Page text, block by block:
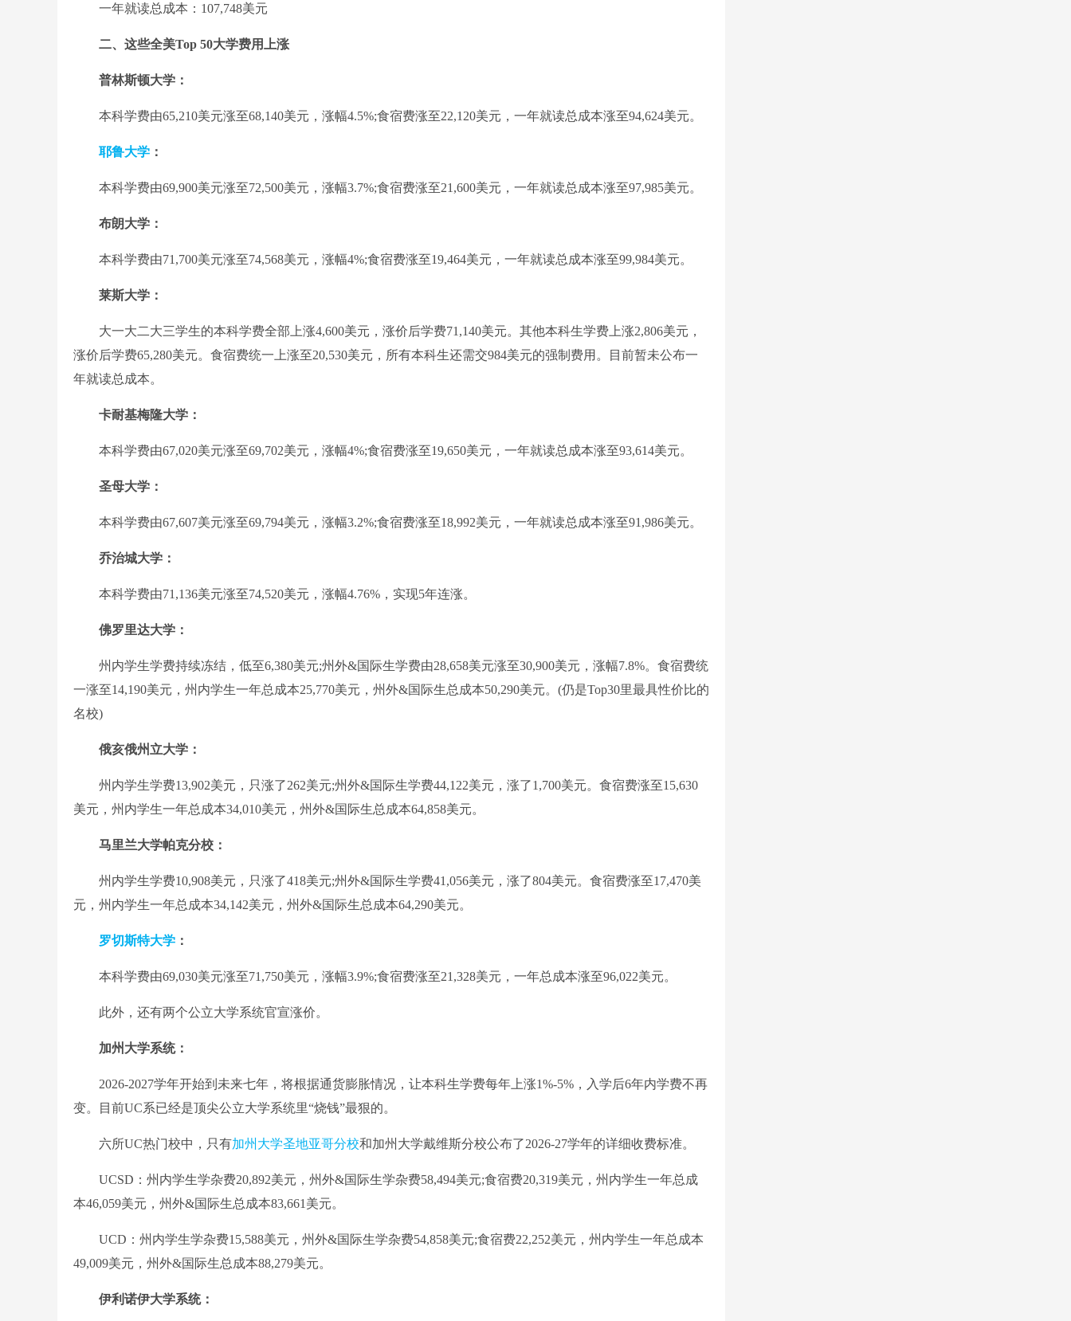
一年就读总成本：107,748美元
二、这些全美Top 50大学费用上涨
普林斯顿大学：
本科学费由65,210美元涨至68,140美元，涨幅4.5%;食宿费涨至22,120美元，一年就读总成本涨至94,624美元。
耶鲁大学 ：
本科学费由69,900美元涨至72,500美元，涨幅3.7%;食宿费涨至21,600美元，一年就读总成本涨至97,985美元。
布朗大学：
本科学费由71,700美元涨至74,568美元，涨幅4%;食宿费涨至19,464美元，一年就读总成本涨至99,984美元。
莱斯大学：
大一大二大三学生的本科学费全部上涨4,600美元，涨价后学费71,140美元。其他本科生学费上涨2,806美元，
涨价后学费65,280美元。食宿费统一上涨至20,530美元，所有本科生还需交984美元的强制费用。目前暂未公布一
年就读总成本。
卡耐基梅隆大学：
本科学费由67,020美元涨至69,702美元，涨幅4%;食宿费涨至19,650美元，一年就读总成本涨至93,614美元。
圣母大学：
本科学费由67,607美元涨至69,794美元，涨幅3.2%;食宿费涨至18,992美元，一年就读总成本涨至91,986美元。
乔治城大学：
本科学费由71,136美元涨至74,520美元，涨幅4.76%，实现5年连涨。
佛罗里达大学：
州内学生学费持续冻结，低至6,380美元;州外&国际生学费由28,658美元涨至30,900美元，涨幅7.8%。食宿费统
一涨至14,190美元，州内学生一年总成本25,770美元，州外&国际生总成本50,290美元。(仍是Top30里最具性价比的
名校)
俄亥俄州立大学：
州内学生学费13,902美元，只涨了262美元;州外&国际生学费44,122美元，涨了1,700美元。食宿费涨至15,630
美元，州内学生一年总成本34,010美元，州外&国际生总成本64,858美元。
马里兰大学帕克分校：
州内学生学费10,908美元，只涨了418美元;州外&国际生学费41,056美元，涨了804美元。食宿费涨至17,470美
元，州内学生一年总成本34,142美元，州外&国际生总成本64,290美元。
罗切斯特大学 ：
本科学费由69,030美元涨至71,750美元，涨幅3.9%;食宿费涨至21,328美元，一年总成本涨至96,022美元。
此外，还有两个公立大学系统官宣涨价。
加州大学系统：
2026-2027学年开始到未来七年，将根据通货膨胀情况，让本科生学费每年上涨1%-5%，入学后6年内学费不再
变。目前UC系已经是顶尖公立大学系统里“烧钱”最狠的。
六所UC热门校中，只有加州大学圣地亚哥分校和加州大学戴维斯分校公布了2026-27学年的详细收费标准。
UCSD：州内学生学杂费20,892美元，州外&国际生学杂费58,494美元;食宿费20,319美元，州内学生一年总成
本46,059美元，州外&国际生总成本83,661美元。
UCD：州内学生学杂费15,588美元，州外&国际生学杂费54,858美元;食宿费22,252美元，州内学生一年总成本
49,009美元，州外&国际生总成本88,279美元。
伊利诺伊大学系统：